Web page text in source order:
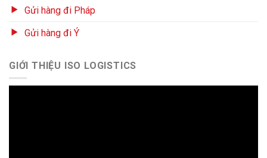
Gửi hàng đi Pháp
Gửi hàng đi Ý
GIỚI THIỆU ISO LOGISTICS